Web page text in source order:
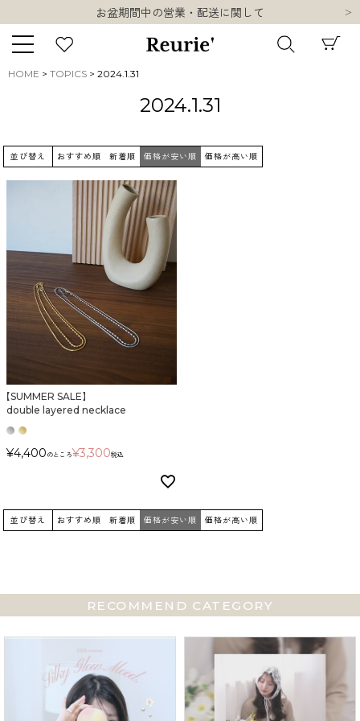
お盆期間中の営業・配送に関して
10,000円以上ご購入で送料無料
熊本県熊本地方を震源とする地震の影響について
類似ブランド・他社ショップ様との誤認知に関するお願い
新着 再入荷
商品タイプ
ORIGINAL
カラー
価格
在庫なし商品
表示する
HOME TOPICS 2024.1.31
2024.1.31
並び替え おすすめ順 新着順 価格が安い順 価格が高い順
【SUMMER SALE】
double layered necklace
¥4,400 のところ¥3,300税込
並び替え おすすめ順 新着順 価格が安い順 価格が高い順
RECOMMEND CATEGORY